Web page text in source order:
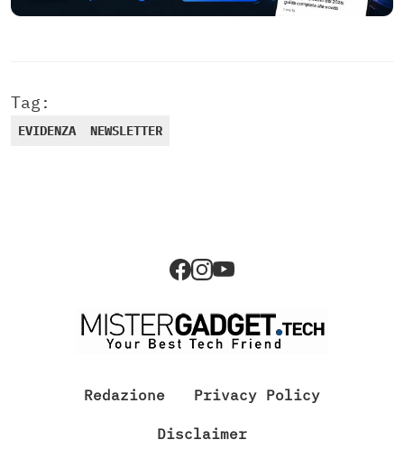
Tag:
EVIDENZA NEWSLETTER
Redazione Privacy Policy
Disclaimer